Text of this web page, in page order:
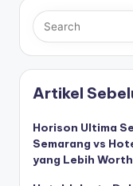
Artikel
Horison Ultima
Semarang vs
yang Lebih